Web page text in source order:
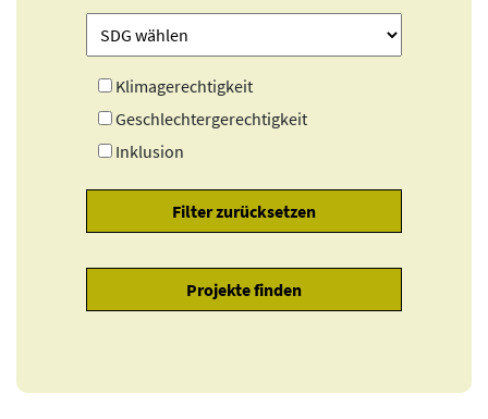
Klimagerechtigkeit
Geschlechtergerechtigkeit
Inklusion